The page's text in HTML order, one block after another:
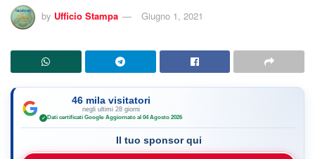
by Ufficio Stampa Giugno 1, 2021
46 mila visitatori
negli ultimi 28 giorni
✓ Dati certificati Google·Aggiornato al 04 Agosto 2026
Il tuo sponsor qui